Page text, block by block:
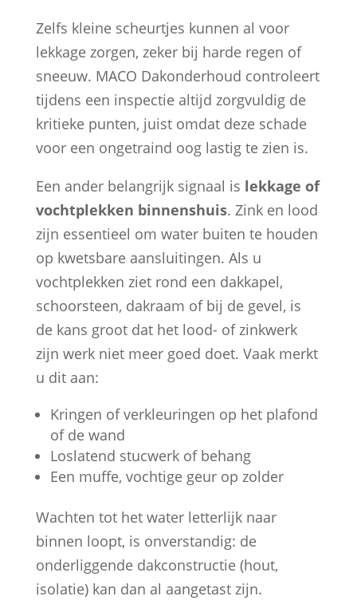
Zelfs kleine scheurtjes kunnen al voor
lekkage zorgen, zeker bij harde regen of
sneeuw. MACO Dakonderhoud controleert
tijdens een inspectie altijd zorgvuldig de
kritieke punten, juist omdat deze schade
voor een ongetraind oog lastig te zien is.
Een ander belangrijk signaal is lekkage of
vochtplekken binnenshuis. Zink en lood
zijn essentieel om water buiten te houden
op kwetsbare aansluitingen. Als u
vochtplekken ziet rond een dakkapel,
schoorsteen, dakraam of bij de gevel, is
de kans groot dat het lood- of zinkwerk
zijn werk niet meer goed doet. Vaak merkt
u dit aan:
Kringen of verkleuringen op het plafond
of de wand
Loslatend stucwerk of behang
Een muffe, vochtige geur op zolder
Wachten tot het water letterlijk naar
binnen loopt, is onverstandig: de
onderliggende dakconstructie (hout,
isolatie) kan dan al aangetast zijn.